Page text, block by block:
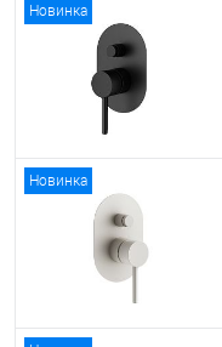
Новинка
Новинка